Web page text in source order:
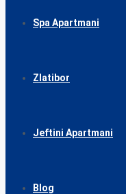
Spa Apartmani
Zlatibor
Jeftini Apartmani
Blog